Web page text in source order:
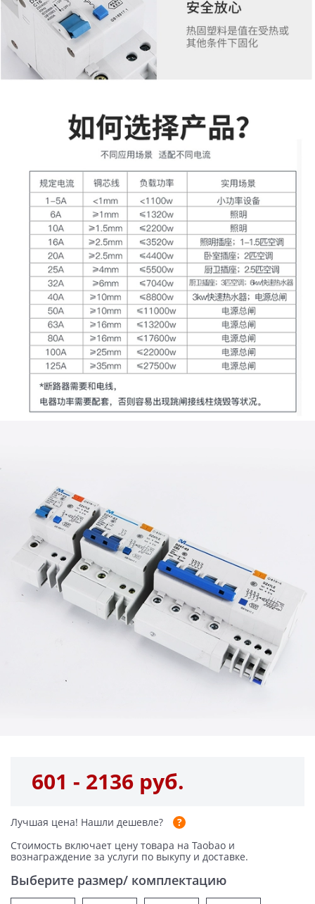
601 - 2136 руб.
Лучшая цена! Нашли дешевле?
Стоимость включает цену товара на Taobao и
вознаграждение за услуги по выкупу и доставке.
Выберите размер/ комплектацию